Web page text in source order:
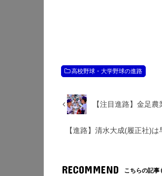
高校野球・大学野球の進路
【注目進路】金足
【進路】清水大成(履正社)
RECOMMEND こちらの記事